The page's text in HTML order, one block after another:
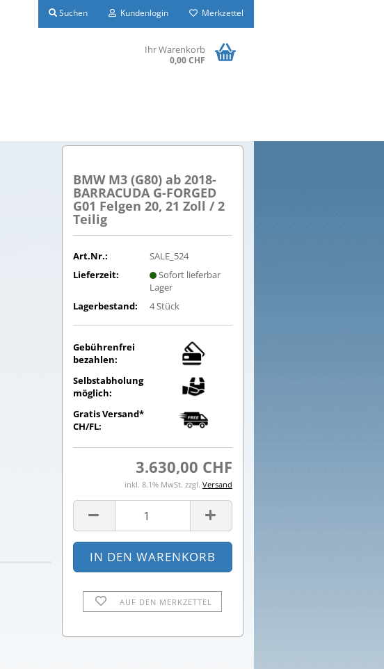
Suchen Kundenlogin Merkzettel
Ihr Warenkorb
0,00 CHF
BMW M3 (G80) ab 2018-
BARRACUDA G-FORGED
G01 Felgen 20, 21 Zoll / 2
Teilig
Art.Nr.:
SALE_524
Lieferzeit:
Sofort lieferbar
Lager
Lagerbestand:
4Stück
Gebührenfrei
bezahlen:
Selbstabholung
möglich:
Gratis Versand*
CH/FL:
3.630,00 CHF
inkl. 8.1% MwSt. zzgl. Versand
AUF DEN MERKZETTEL